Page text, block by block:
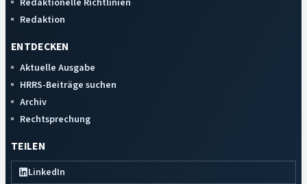
Redaktion
ENTDECKEN
Aktuelle Ausgabe
HRRS-Beiträge suchen
Archiv
Rechtsprechung
TEILEN
LinkedIn